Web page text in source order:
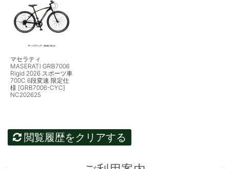
マセラティ
MASERATI GRB7006
Rigid 2026 スポーツ車
700C 6段変速 限定仕
様 [GRB7006-CYC]
NC202625
閲覧履歴をクリアする